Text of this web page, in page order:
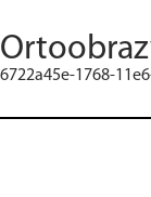
6722a45e-1768-